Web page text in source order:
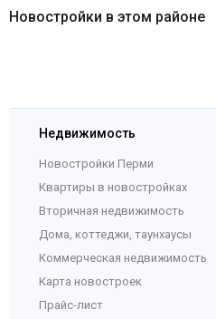
Новостройки в этом районе
Недвижимость
Новостройки Перми
Квартиры в новостройках
Вторичная недвижимость
Дома, коттеджи, таунхаусы
Коммерческая недвижимость
Карта новостроек
Прайс-лист